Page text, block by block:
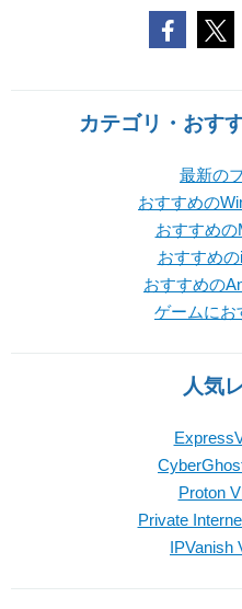
カテゴリ・おす
最新の
おすすめの
おすすめ
おすすめ
おすすめの
ゲームにお
人気
Proton
Private
IPVanish